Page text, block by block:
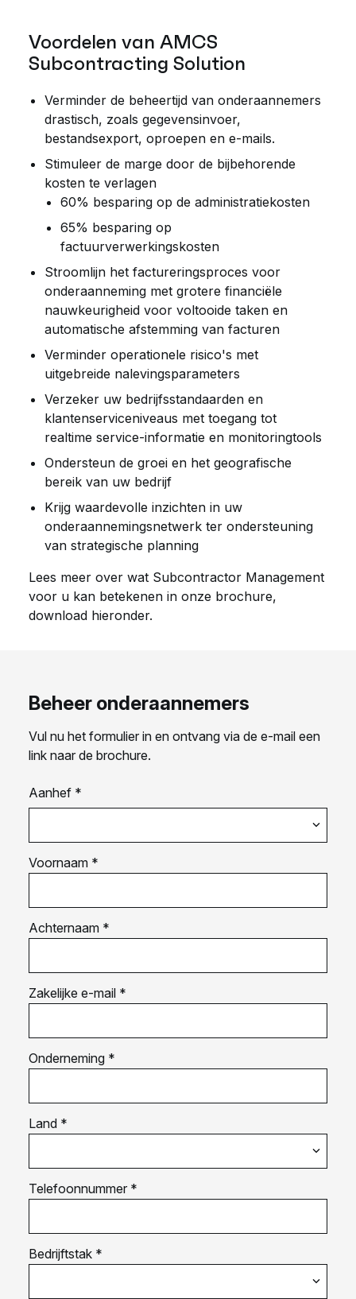
Voordelen van AMCS
Subcontracting Solution
Verminder de beheertijd van onderaannemers
drastisch, zoals gegevensinvoer,
bestandsexport, oproepen en e-mails.
Stimuleer de marge door de bijbehorende
kosten te verlagen
60% besparing op de administratiekosten
65% besparing op
factuurverwerkingskosten
Stroomlijn het factureringsproces voor
onderaanneming met grotere financiële
nauwkeurigheid voor voltooide taken en
automatische afstemming van facturen
Verminder operationele risico's met
uitgebreide nalevingsparameters
Verzeker uw bedrijfsstandaarden en
klantenserviceniveaus met toegang tot
realtime service-informatie en monitoringtools
Ondersteun de groei en het geografische
bereik van uw bedrijf
Krijg waardevolle inzichten in uw
onderaannemingsnetwerk ter ondersteuning
van strategische planning
Lees meer over wat Subcontractor Management
voor u kan betekenen in onze brochure,
download hieronder.